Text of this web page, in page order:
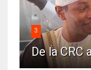
3
De la CRC